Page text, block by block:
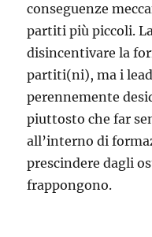
conseguenze
partiti più piccoli.
disincentivare la
partiti(ni), ma i
perennemente
piuttosto che far
all’interno di
prescindere dagli
frappongono.